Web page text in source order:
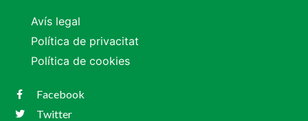
Avís legal
Política de privacitat
Política de cookies
Facebook
Twitter